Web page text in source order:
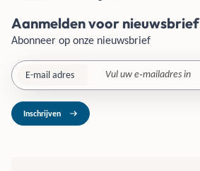
Aanmelden voor nieuwsbrief
Abonneer op onze nieuwsbrief
E-mail adres
Inschrijven